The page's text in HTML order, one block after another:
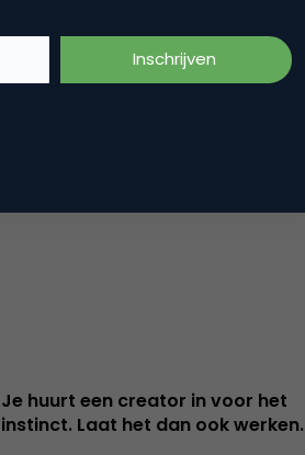
Je huurt een creator in voor het
instinct. Laat het dan ook werken.